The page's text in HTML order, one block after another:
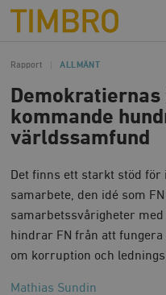
Timbro
Rapport ALLMÄNT
Demokratiernas
kommande
världssamfund
Det finns ett starkt stöd
samarbete, den idé som
samarbetssvårigheter
hindrar FN från att
om korruption och
Mathias Sundin